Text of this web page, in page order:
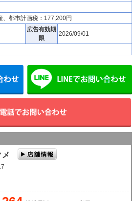
、都市計画税：177,200円
広告有効期
限
2026/09/01
メールでお問い合わせ
メ